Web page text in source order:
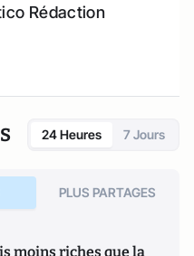
Rédaction
24 Heures 7 Jours
PLUS PARTAGES
moins riches que la